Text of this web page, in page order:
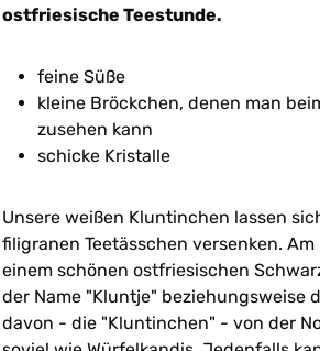
ostfriesische Teestunde.
feine Süße
kleine Bröckchen, denen man
zusehen kann
schicke Kristalle
Unsere weißen Kluntinchen lassen
filigranen Teetässchen versenken.
einem schönen ostfriesischen
der Name "Kluntje" beziehungsweise
davon - die "Kluntinchen" - von der